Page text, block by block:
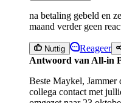
na betaling gebeld en
maand verder geen
Nuttig Reageer
Antwoord van All-in
Beste Maykel, Jammer
collega contact met